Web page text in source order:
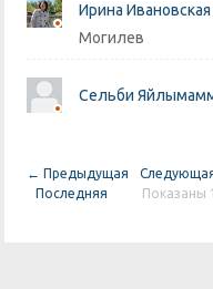
Ирина Ивановская
Могилев
Сельби
← Предыдущая
Последняя
Показаны